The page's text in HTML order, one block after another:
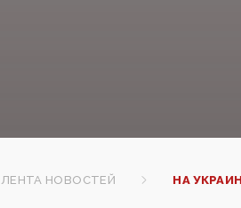
ЛЕНТА НОВОСТЕЙ НА